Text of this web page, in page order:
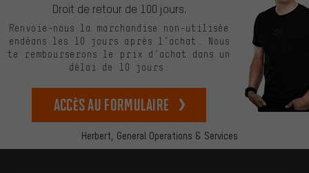
Herbert, General Operations & Services
Droit de retour de 100 jours.
Renvoie-nous la marchandise non-utilisée
endéans les 10 jours après l’achat. Nous
te rembourserons le prix d’achat dans un
délai de 10 jours.
Accès au formulaire